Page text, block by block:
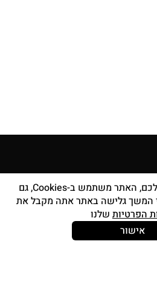
כדי לשפר את החוויה שלכם, האתר משתמש ב-Cookies, גם
המשך גלישה באתר אתה מקבל את
הפרטיות שלנו
אישור